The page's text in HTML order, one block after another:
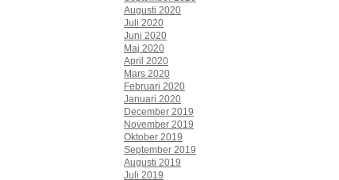
Augusti 2020
Juli 2020
Juni 2020
Maj 2020
April 2020
Mars 2020
Februari 2020
Januari 2020
December 2019
November 2019
Oktober 2019
September 2019
Augusti 2019
Juli 2019